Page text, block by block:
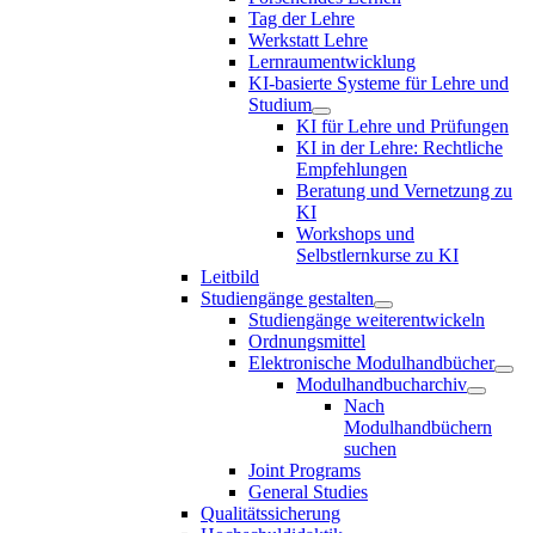
Tag der Lehre
Werkstatt Lehre
Lernraumentwicklung
KI-basierte Systeme für Lehre und
Studium
KI für Lehre und Prüfungen
KI in der Lehre: Rechtliche
Empfehlungen
Beratung und Vernetzung zu
KI
Workshops und
Selbstlernkurse zu KI
Leitbild
Studiengänge gestalten
Studiengänge weiterentwickeln
Ordnungsmittel
Elektronische Modulhandbücher
Modulhandbucharchiv
Nach
Modulhandbüchern
suchen
Joint Programs
General Studies
Qualitätssicherung